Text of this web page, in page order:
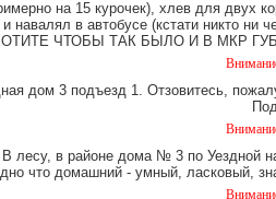
на 15 курочек), хлев для
навалял в автобусе (кстати никто
ЧТОБЫ ТАК БЫЛО И В МКР
Внимание!
дом 3 подъезд 1. Отзовитесь,
Внимание! В
В лесу, в районе дома № 3 по Уездной
что домашний - умный, ласковый,
Внимание! В лесу